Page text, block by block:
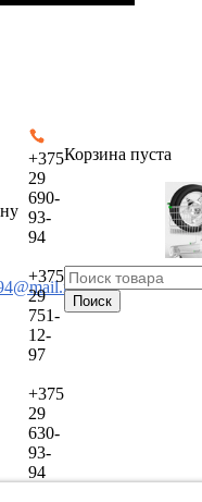
+375
29
690-
93-
94
+375
29
751-
12-
97
+375
29
630-
93-
94
Корзина пуста
Поиск